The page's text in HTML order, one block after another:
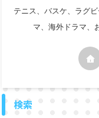
テニス、バスケ、ラグ
マ、海外ドラマ、
検索